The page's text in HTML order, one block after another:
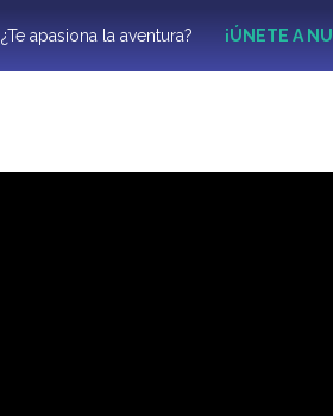
¿Te apasiona la aventura? ¡ÚNETE A